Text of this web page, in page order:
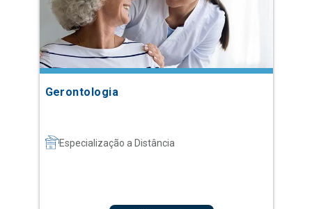
Gerontologia
Especialização a Distância